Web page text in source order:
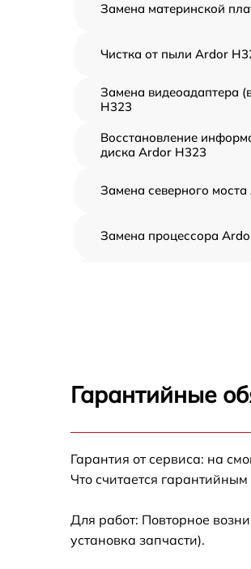
Замена материнской
Чистка от пыли Ardor
Замена видеоадаптера
H323
Восстановление
диска Ardor H323
Замена северного
Замена процессора
Замена звуковой платы
Гарантийные
Гарантия от сервиса: на
Что считается
Для работ: Повторное
установка запчасти).